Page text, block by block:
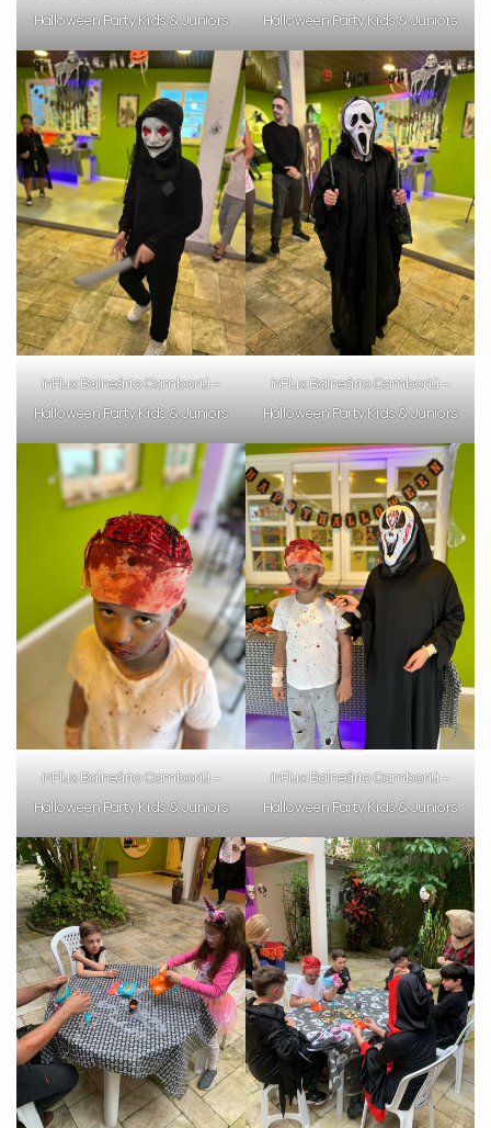
Halloween Party Kids & Juniors Halloween Party Kids & Juniors
inFlux Balneário Camboriú –
Halloween Party Kids & Juniors
inFlux Balneário Camboriú –
Halloween Party Kids & Juniors
inFlux Balneário Camboriú –
Halloween Party Kids & Juniors
inFlux Balneário Camboriú –
Halloween Party Kids & Juniors